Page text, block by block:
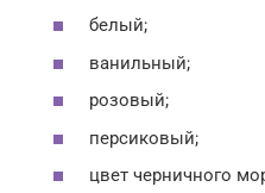
белый;
ванильный;
розовый;
персиковый;
цвет черничного